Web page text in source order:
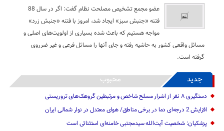
عضو مجمع تشخیص مصلحت نظام گفت: اگر در سال 88
فتنه «جنبش سبز» ایجاد شد، امروز با فتنه «جنبش زرد»
مواجه هستیم که باعث شده بسیاری از اولویت‌های اصلی و
مسائل واقعی کشور به حاشیه رفته و جای آنها را مسائل فرعی و غیر ضرروی
گرفته است.
جدید محبوب
دستگیری ۸ نفر از اشرار مسلح شاخص و مرتبطین گروهک‌های تروریستی
افزایش 2 درجه‌ای دما در برخی مناطق/ هوای معتدل در نوار شمالی ایران
پزشکیان: شخصیت آیت‌الله سیدمجتبی خامنه‌ای استثنائی است